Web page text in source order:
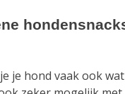
je hond vaak ook